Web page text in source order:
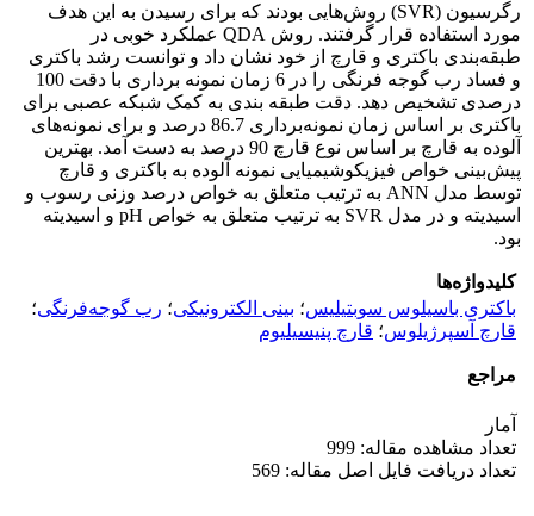
رگرسیون (SVR) روش‌هایی بودند که برای رسیدن به این هدف
مورد استفاده قرار گرفتند. روش QDA عملکرد خوبی در
طبقه‌بندی باکتری و قارچ از خود نشان داد و توانست رشد باکتری
و فساد رب گوجه فرنگی را در 6 زمان نمونه ‌برداری با دقت 100
درصدی تشخیص دهد. دقت طبقه بندی به کمک شبکه عصبی برای
باکتری بر اساس زمان نمونه‌برداری 86.7 درصد و برای نمونه‌های
آلوده به قارچ بر اساس نوع قارچ 90 درصد به دست آمد. بهترین
پیش‌بینی خواص فیزیکوشیمیایی نمونه آلوده به باکتری و قارچ
توسط مدل ANN به ترتیب متعلق به خواص درصد وزنی رسوب و
اسیدیته و در مدل SVR به ترتیب متعلق به خواص pH و اسیدیته
بود.
کلیدواژه‌ها
باکتری باسیلوس سوبتیلیس؛ بینی الکترونیکی؛ رب گوجه‌فرنگی؛
قارچ آسپرژیلوس؛ قارچ پنیسیلیوم
مراجع
آمار
تعداد مشاهده مقاله: 999
تعداد دریافت فایل اصل مقاله: 569